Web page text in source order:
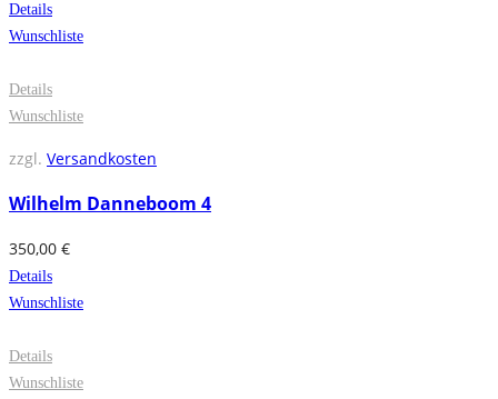
Details
Wunschliste
Details
Wunschliste
zzgl. Versandkosten
Wilhelm Danneboom 4
350,00 €
Details
Wunschliste
Details
Wunschliste